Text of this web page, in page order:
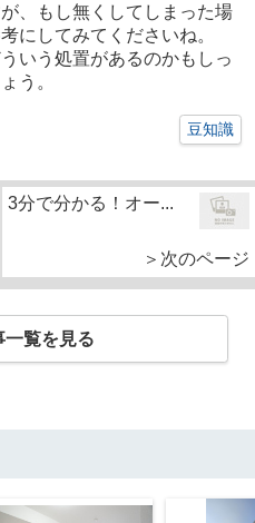
、もし無くしてしまった場
にしてみてくださいね。
いう処置があるのかもしっ
う。
豆知識
3分で分かる！オー...
＞次のページ
一覧を見る